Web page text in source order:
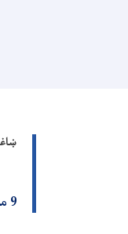
9 میاشتې ۱ اونی ago